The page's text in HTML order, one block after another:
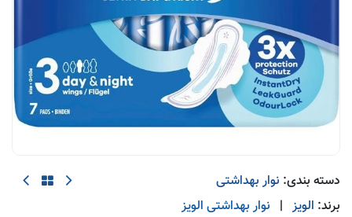
دسته بندی: نوار بهداشتی
برند: الویز | نوار بهداشتی الویز